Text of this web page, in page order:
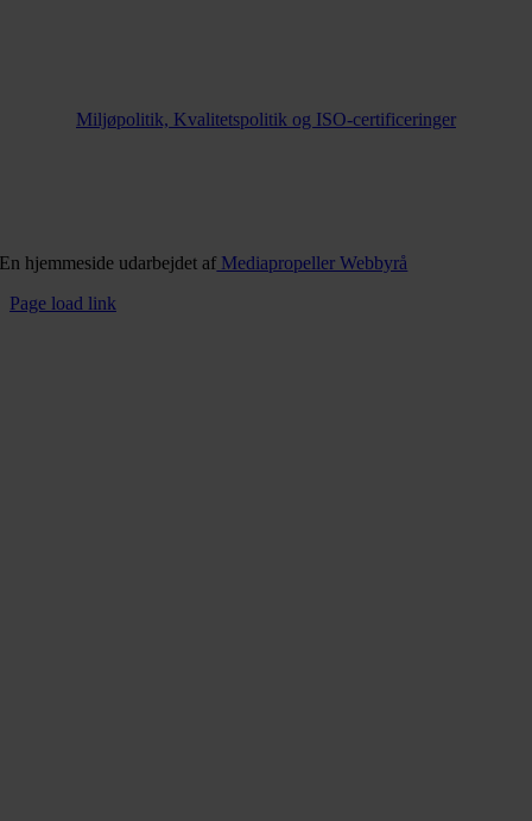
Miljøpolitik, Kvalitetspolitik og ISO-certificeringer
En hjemmeside udarbejdet af Mediapropeller Webbyrå
Page load link